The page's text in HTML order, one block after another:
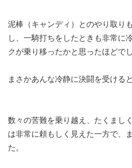
泥棒（キャンディ）とのやり取り
し、一騎打ちをしたときも非常に
クが乗り移ったかと思ったほどでし
まさかあんな冷静に決闘を受けると
数々の苦難を乗り越え、 たくまし
は非常に頼もしく見えた一方で、
た。